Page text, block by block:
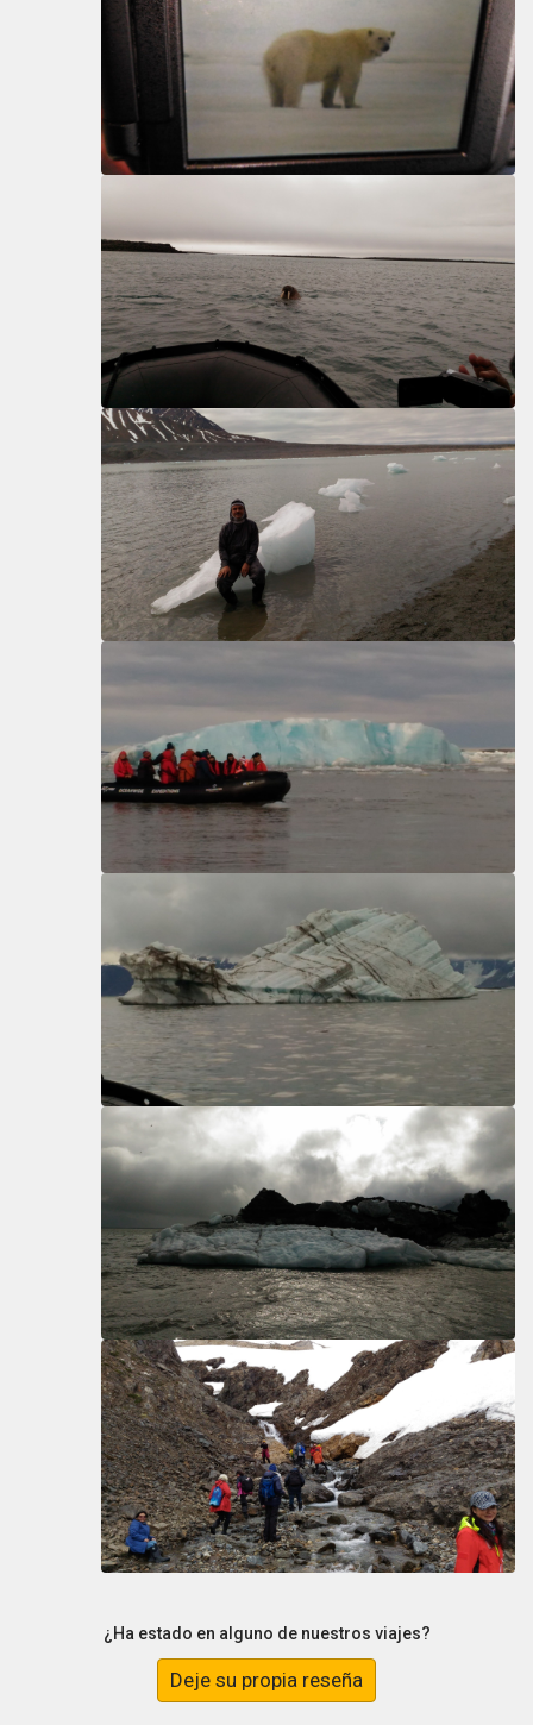
¿Ha estado en alguno de nuestros viajes?
Deje su propia reseña